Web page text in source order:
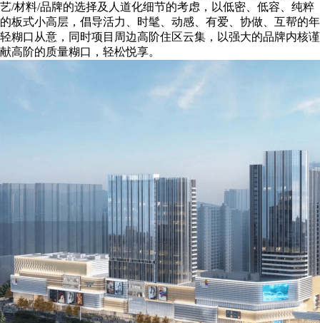
艺/材料/品牌的选择及人道化细节的考虑，以低密、低容、纯粹
的板式小高层，倡导活力、时髦、动感、有爱、协做、互帮的年
轻糊口从意，同时项目周边高阶住区云集，以强大的品牌内核谨
献高阶的质量糊口，轻松悦享。